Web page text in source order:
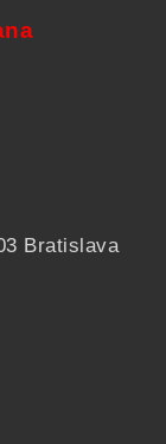
Bratislava